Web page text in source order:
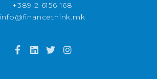
+389 2 6156 168
info@financethink.mk